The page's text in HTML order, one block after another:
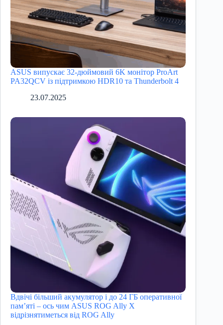
ASUS випускає 32-дюймовий 6K монітор ProArt
PA32QCV із підтримкою HDR10 та Thunderbolt 4
23.07.2025
Вдвічі більший акумулятор і до 24 ГБ оперативної
пам’яті – ось чим ASUS ROG Ally X
відрізнятиметься від ROG Ally